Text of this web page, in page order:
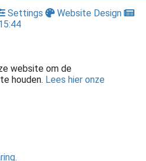
Settings
Website Design
website om de
houden. Lees hier onze